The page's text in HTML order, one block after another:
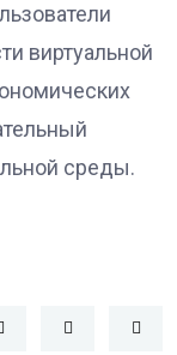
виртуальной
среды.